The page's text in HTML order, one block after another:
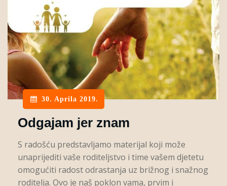
30. Aprila 2019.
Odgajam jer znam
S radošću predstavljamo materijal koji može
unaprijediti vaše roditeljstvo i time vašem djetetu
omogućiti radost odrastanja uz brižnog i snažnog
roditelja. Ovo je naš poklon vama, prvim i